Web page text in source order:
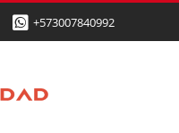
+573007840992